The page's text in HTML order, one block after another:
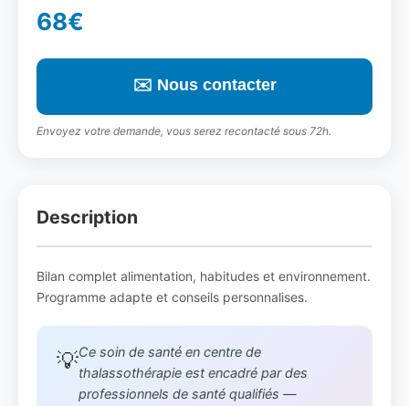
68€
✉️ Nous contacter
Envoyez votre demande, vous serez recontacté sous 72h.
Description
Bilan complet alimentation, habitudes et environnement.
Programme adapte et conseils personnalises.
💡Ce soin de santé en centre de
thalassothérapie est encadré par des
professionnels de santé qualifiés —